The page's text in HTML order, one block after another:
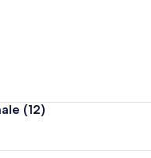
(12)